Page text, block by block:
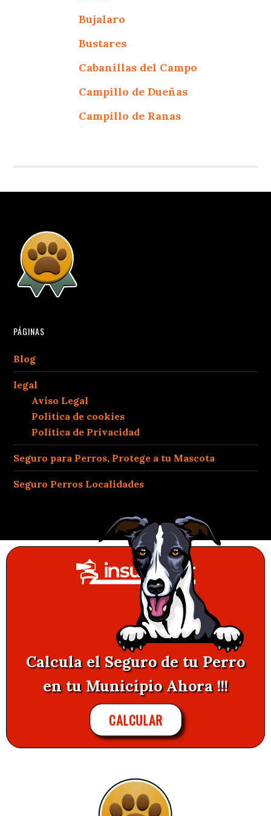
Bujalaro
Bustares
Cabanillas del Campo
Campillo de Dueñas
Campillo de Ranas
PÁGINAS
Blog
legal
Aviso Legal
Política de cookies
Política de Privacidad
Seguro para Perros, Protege a tu Mascota
Seguro Perros Localidades
Calcula el Seguro de tu Perro
en tu Municipio Ahora !!!
CALCULAR